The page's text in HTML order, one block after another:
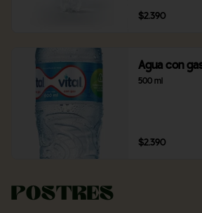
$2.390
Agua con
500 ml
$2.390
Postres